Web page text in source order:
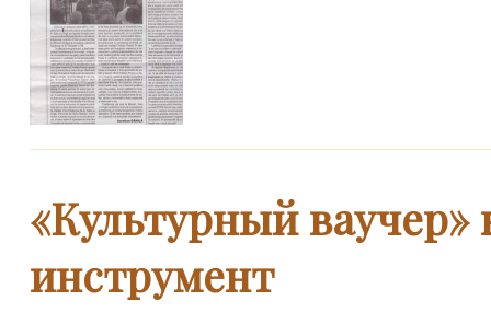
«Культурный ваучер»
инструмент